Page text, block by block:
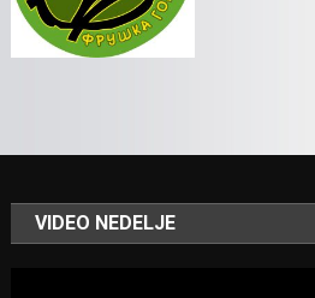
VIDEO NEDELJE